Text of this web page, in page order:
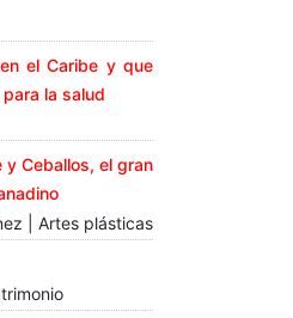
el Caribe y que
la salud
y Ceballos, el gran
| Artes plásticas